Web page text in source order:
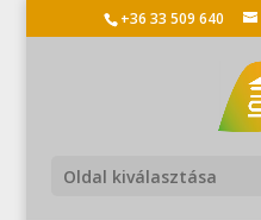
+36 33 509 640
Oldal kiválasztása